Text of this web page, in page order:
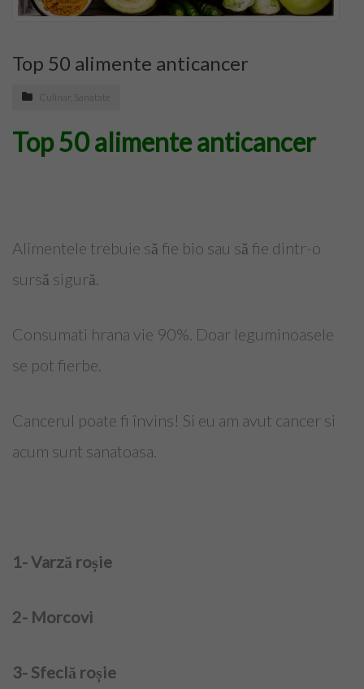
Top Saloane Infrumusetare Ilfov
Top Saloane Remodelare Corporala
Epilare definitiva
Extensii Gene
Frizerii-Baarbering & Grooming
Top Clinici Chirurgie Estetica
Top Saloane Infrumusetare Sector 1
Top Saloane Infrumusetare Sector 3
Top Saloane Infrumusetare Sector 6
Top Importatori Aparatura Saloane
Top 50 alimente anticancer
Culinar , Sanatate
Top 50 alimente anticancer
Alimentele trebuie să fie bio sau să fie dintr-o
sursă sigură.
Consumati hrana vie 90%. Doar leguminoasele
se pot fierbe.
Cancerul poate fi învins! Si eu am avut cancer si
acum sunt sanatoasa.
1- Varză roșie
2- Morcovi
3- Sfeclă roșie